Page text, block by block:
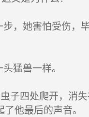
，她害怕受伤，
猛兽一样。
子四处爬开，消
他最后的声音。